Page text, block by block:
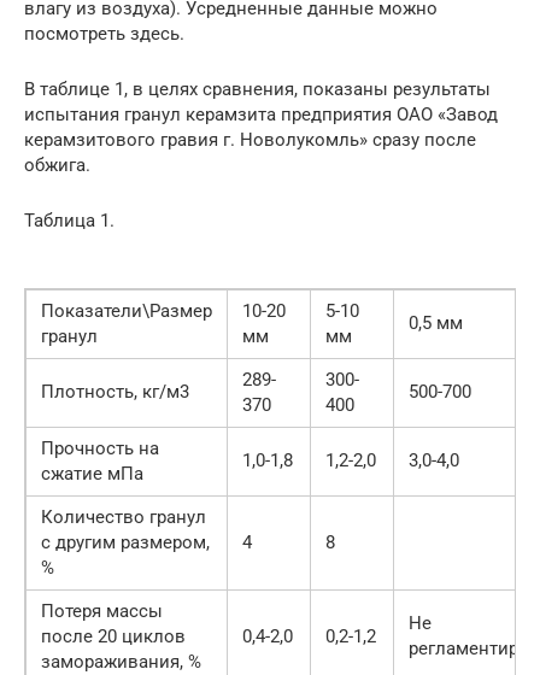
влагу из воздуха). Усредненные данные можно
посмотреть здесь.
В таблице 1, в целях сравнения, показаны результаты
испытания гранул керамзита предприятия ОАО «Завод
керамзитового гравия г. Новолукомль» сразу после
обжига.
Таблица 1.
Показатели\Размер
гранул
10-20
мм
5-10
мм
0,5 мм
Плотность, кг/м3
289-
370
300-
400
500-700
Прочность на
сжатие мПа
1,0-1,8 1,2-2,0 3,0-4,0
Количество гранул
с другим размером,
%
4 8
Потеря массы
после 20 циклов
замораживания, %
0,4-2,0 0,2-1,2
Не